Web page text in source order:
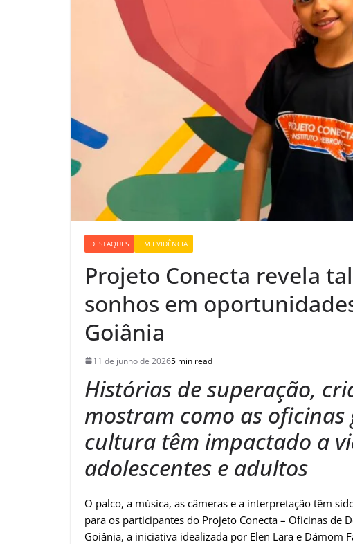
DESTAQUES EM EVIDÊNCIA
Projeto Conecta revela
sonhos em
Goiânia
11 de junho de 20265 min read
Histórias de superação,
mostram como as
cultura têm impactado a
adolescentes e adultos
O palco, a música, as câmeras e a interpretação têm
para os participantes do Projeto Conecta – Oficinas de
Goiânia, a iniciativa idealizada por Elen Lara e Dámom